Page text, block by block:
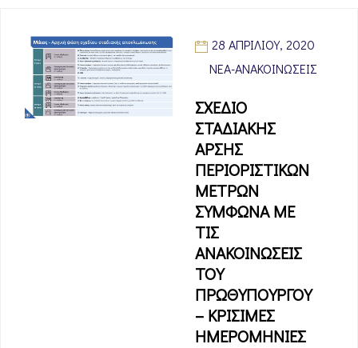
28 ΑΠΡΙΛΊΟΥ, 2020
ΝΈΑ-ΑΝΑΚΟΙΝΏΣΕΙΣ
ΣΧΕΔΙΟ
ΣΤΑΔΙΑΚΗΣ
ΑΡΣΗΣ
ΠΕΡΙΟΡΙΣΤΙΚΩΝ
ΜΕΤΡΩΝ
ΣΥΜΦΩΝΑ ΜΕ
ΤΙΣ
ΑΝΑΚΟΙΝΩΣΕΙΣ
ΤΟΥ
ΠΡΩΘΥΠΟΥΡΓΟΥ
– ΚΡΙΣΙΜΕΣ
ΗΜΕΡΟΜΗΝΙΕΣ